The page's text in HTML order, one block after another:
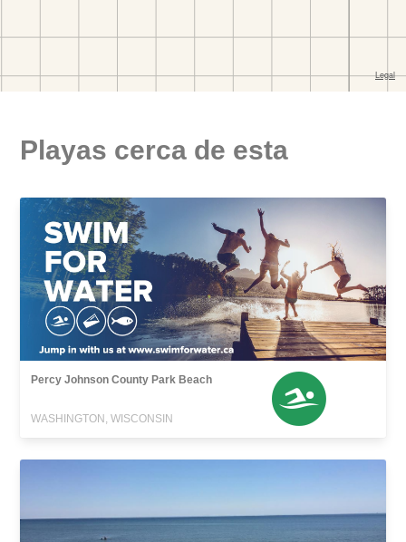
Playas cerca de esta
Percy Johnson County Park Beach
WASHINGTON, WISCONSIN